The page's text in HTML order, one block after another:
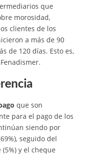
que
morosidad,
clientes de los
a más de 90
de 120 días. Esto es,
que son
para el pago de los
siendo por
seguido del
y el cheque